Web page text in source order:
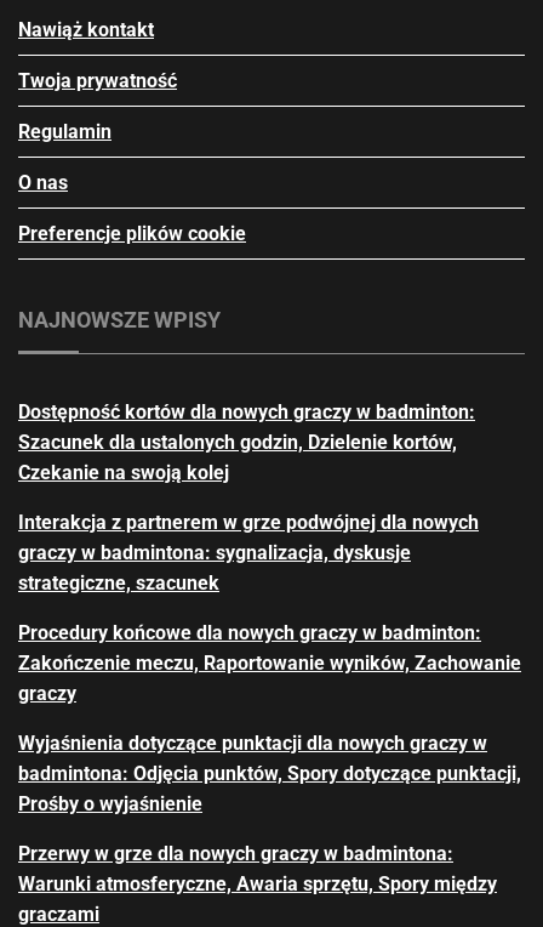
Nawiąż kontakt
Twoja prywatność
Regulamin
O nas
Preferencje plików cookie
NAJNOWSZE WPISY
Dostępność kortów dla nowych graczy w badminton:
Szacunek dla ustalonych godzin, Dzielenie kortów,
Czekanie na swoją kolej
Interakcja z partnerem w grze podwójnej dla nowych
graczy w badmintona: sygnalizacja, dyskusje
strategiczne, szacunek
Procedury końcowe dla nowych graczy w badminton:
Zakończenie meczu, Raportowanie wyników, Zachowanie
graczy
Wyjaśnienia dotyczące punktacji dla nowych graczy w
badmintona: Odjęcia punktów, Spory dotyczące punktacji,
Prośby o wyjaśnienie
Przerwy w grze dla nowych graczy w badmintona:
Warunki atmosferyczne, Awaria sprzętu, Spory między
graczami